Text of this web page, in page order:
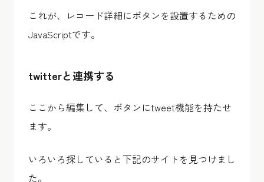
これが、レコード詳細にボタンを設置するための
JavaScriptです。
twitterと連携する
ここから編集して、ボタンにtweet機能を持たせ
ます。
いろいろ探していると下記のサイトを見つけまし
た。